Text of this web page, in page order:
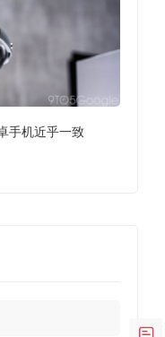
手机近乎一致